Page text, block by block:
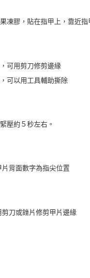
凍膠，貼在指甲上，靠近指
可用剪刀修剪邊緣
可以用工具輔助撕除
壓約５秒左右。
背面數字為指尖位置
刀或銼片修剪甲片邊緣